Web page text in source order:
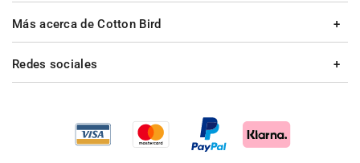
Más acerca de Cotton Bird
Redes sociales